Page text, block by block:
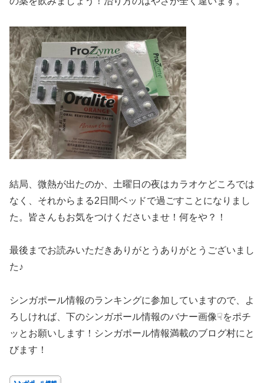
結局、微熱が出たのか、土曜日の夜はカラオケどころでは
なく、それからまる2日間ベッドで過ごすことになりまし
た。皆さんもお気をつけくださいませ！何をや？！
最後までお読みいただきありがとうありがとうございまし
た♪
シンガポール情報のランキングに参加していますので、よ
ろしければ、下のシンガポール情報のバナー画像☟をポチ
ッとお願いします！シンガポール情報満載のブログ村にと
びます！